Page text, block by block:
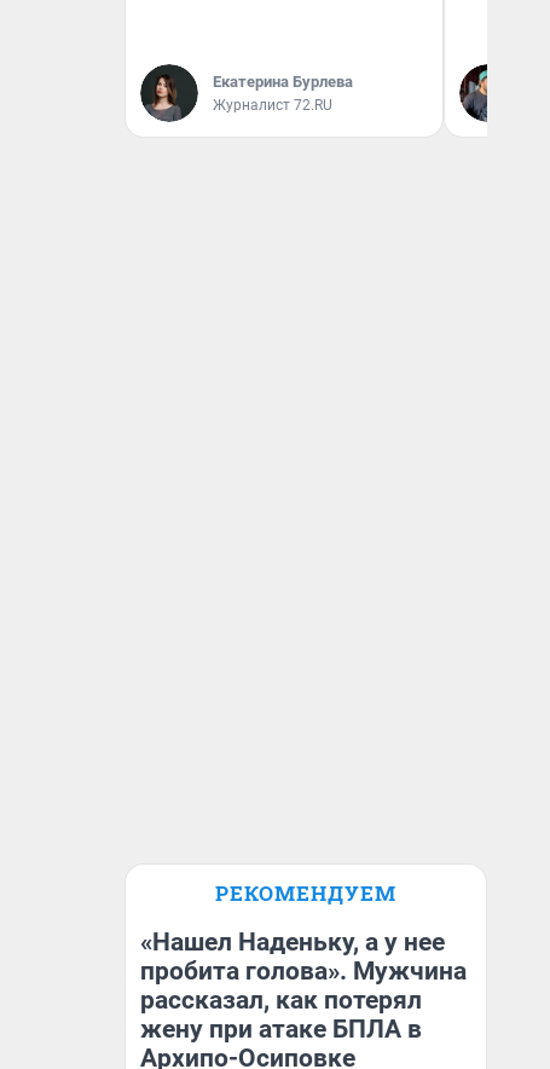
Екатерина Бурлева
Журналист 72.RU
РЕКОМЕНДУЕМ
«Нашел Наденьку, а у нее
пробита голова». Мужчина
рассказал, как потерял
жену при атаке БПЛА в
Архипо-Осиповке